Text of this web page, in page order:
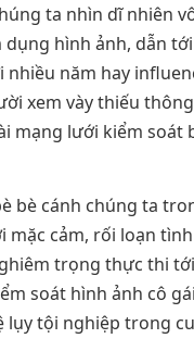
ta nhìn dĩ nhiên
hình ảnh, dẫn
năm hay
xem vày thiếu
mạng lưới kiểm
bè cánh chúng ta
cảm, rối loạn
trọng thực thi
soát hình ảnh cô
tội nghiệp trong